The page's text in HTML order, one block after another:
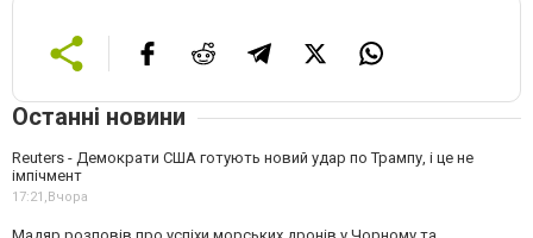
Останні новини
Reuters - Демократи США готують новий удар по Трампу, і це не
імпічмент
17:21,Вчора